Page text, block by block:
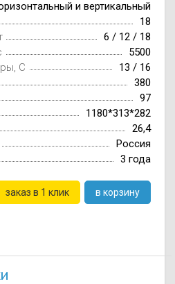
и вертикальный
18
6 / 12 / 18
5500
C
13 / 16
380
97
1180*313*282
26,4
Россия
3 года
заказ в 1 клик в корзину
Осушители
Wi-Fi модуля
отработанном